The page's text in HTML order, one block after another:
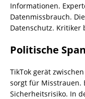
Informationen.
Datenmissbrauch.
Datenschutz. Kritiker
Politische
TikTok gerät
sorgt für Misstrauen.
Sicherheitsrisiko. In